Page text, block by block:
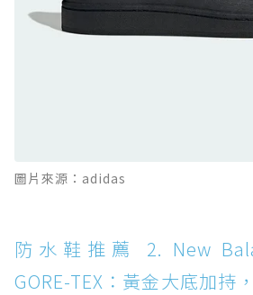
防水鞋推薦 11. On
感軟彈、搭載 Missiongrip™
Boot：馬汀首款雨靴登場，
防水鞋推薦 14.
WATERPROOF：一踩即穿
異大底與全防水厚底健走鞋
圖片來源：adidas
防水鞋推薦 2. New
GORE-TEX：黃金大底加持